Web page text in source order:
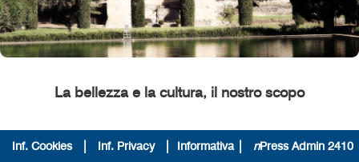
La bellezza e la cultura, il nostro scopo
Inf. Cookies| Inf. Privacy| Informativa| nPress Admin 2410